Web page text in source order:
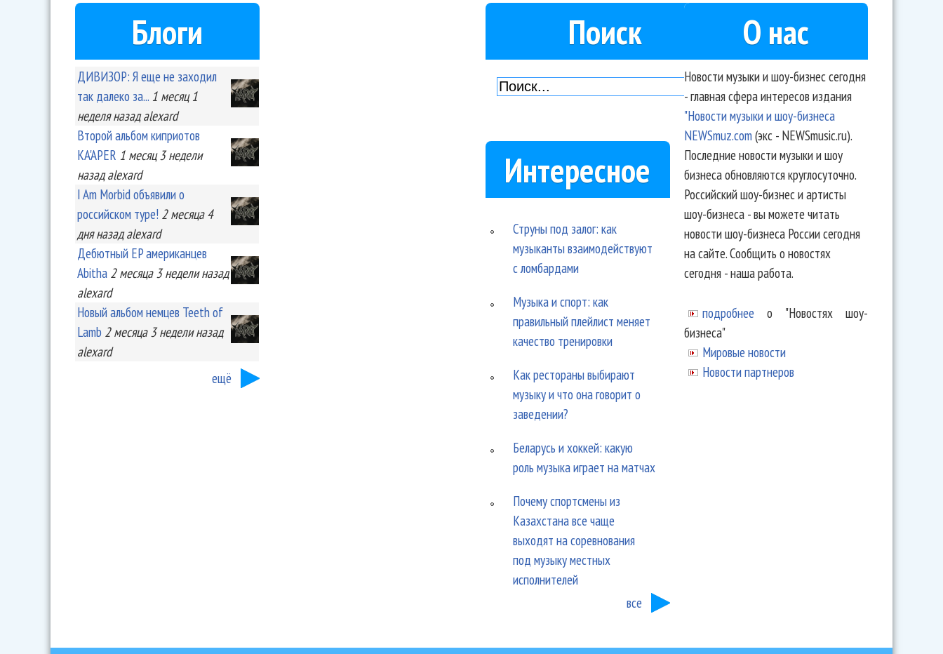
Блоги
ДИВИЗОР: Я еще не заходил
так далеко за... 1 месяц 1
неделяназад alexard
Второй альбом киприотов
KA'APER 1 месяц 3 недели
назад alexard
I Am Morbid объявили о
российском туре! 2 месяца 4
дняназад alexard
Дебютный EP американцев
Abitha 2 месяца 3 неделиназад
alexard
Новый альбом немцев Teeth of
Lamb 2 месяца 3 неделиназад
alexard
ещё
Поиск
Интересное
Струны под залог: как
музыканты взаимодействуют
с ломбардами
Музыка и спорт: как
правильный плейлист меняет
качество тренировки
Как рестораны выбирают
музыку и что она говорит о
заведении?
Беларусь и хоккей: какую
роль музыка играет на матчах
Почему спортсмены из
Казахстана все чаще
выходят на соревнования
под музыку местных
исполнителей
все
О нас
Новости музыки и шоу-бизнес сегодня
- главная сфера интересов издания
"Новости музыки и шоу-бизнеса
NEWSmuz.com(экс - NEWSmusic.ru).
Последние новости музыки и шоу
бизнеса обновляются круглосуточно.
Российский шоу-бизнес и артисты
шоу-бизнеса - вы можете читать
новости шоу-бизнеса России сегодня
на сайте. Сообщить о новостях
сегодня - наша работа.
подробнее о "Новостях шоу-
бизнеса"
Мировые новости
Новости партнеров